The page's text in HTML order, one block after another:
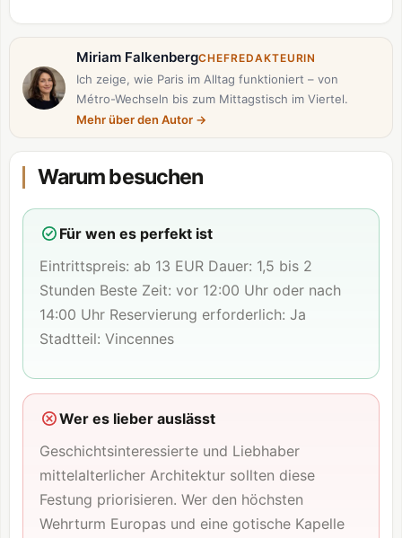
Miriam FalkenbergCHEFREDAKTEURIN
Ich zeige, wie Paris im Alltag funktioniert – von
Métro-Wechseln bis zum Mittagstisch im Viertel.
Mehr über den Autor →
Warum besuchen
Für wen es perfekt ist
Eintrittspreis: ab 13 EUR Dauer: 1,5 bis 2
Stunden Beste Zeit: vor 12:00 Uhr oder nach
14:00 Uhr Reservierung erforderlich: Ja
Stadtteil: Vincennes
Wer es lieber auslässt
Geschichtsinteressierte und Liebhaber
mittelalterlicher Architektur sollten diese
Festung priorisieren. Wer den höchsten
Wehrturm Europas und eine gotische Kapelle